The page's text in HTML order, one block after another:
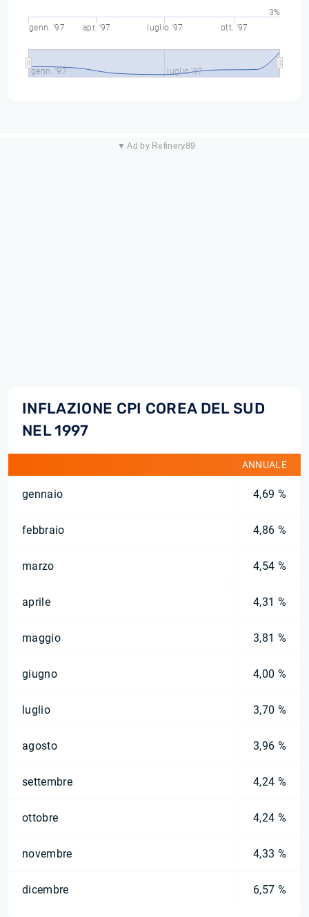
genn. '97 apr. '97 luglio '97 ott. '97
genn. '97 luglio '97
3%
▼ Ad by Refinery89
INFLAZIONE CPI COREA DEL SUD
NEL 1997
ANNUALE
gennaio 4,69 %
febbraio 4,86 %
marzo 4,54 %
aprile 4,31 %
maggio 3,81 %
giugno 4,00 %
luglio 3,70 %
agosto 3,96 %
settembre 4,24 %
ottobre 4,24 %
novembre 4,33 %
dicembre 6,57 %